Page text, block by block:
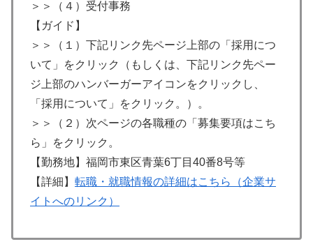
＞＞（４）受付事務
【ガイド】
＞＞（１）下記リンク先ページ上部の「採用につ
いて」をクリック（もしくは、下記リンク先ペー
ジ上部のハンバーガーアイコンをクリックし、
「採用について」をクリック。）。
＞＞（２）次ページの各職種の「募集要項はこち
ら」をクリック。
【勤務地】福岡市東区青葉6丁目40番8号等
【詳細】 転職・就職情報の詳細はこちら（企業サ
イトへのリンク）